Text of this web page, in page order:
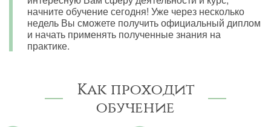
начните обучение сегодня! Уже через несколько
недель Вы сможете получить официальный диплом
и начать применять полученные знания на
практике.
Как проходит
обучение